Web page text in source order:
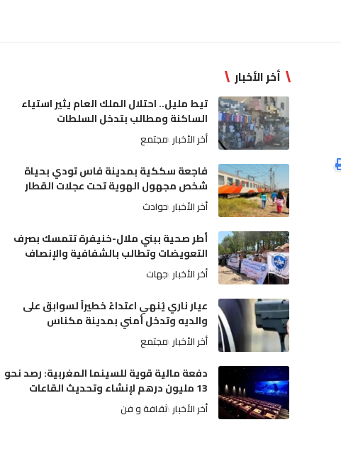
أخر الأخبار
تيط مليل.. احتلال الملك العام يثير استياء
الساكنة ومطالب بتدخل السلطات
أخر الأخبار مجتمع
فاجعة سككية بمدينة فاس تودي بحياة
شخص مجهول الهوية تحت عجلات القطار
أخر الأخبار حوادث
أطر صحية ببني ملال-خنيفرة تتمسك بصرف
التعويضات وتطالب بالشفافية والإنصاف
أخر الأخبار جهات
عيار ناري يُنهي اعتداءً خطيراً لسوابق على
والديه وتدخل أمني بمدينة مكناس
أخر الأخبار مجتمع
دفعة مالية قوية للسينما المغربية: رصد نحو
13 مليون درهم لإنشاء وتحديث القاعات
أخر الأخبار ثقافة و فن